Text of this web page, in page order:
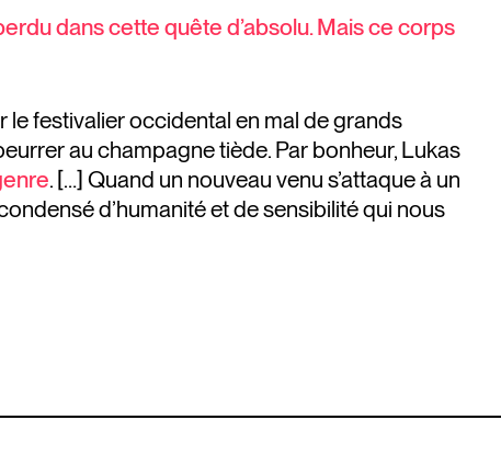
dans cette quête d’absolu. Mais ce corps
le festivalier occidental en mal de grands
au champagne tiède. Par bonheur, Lukas
. […] Quand un nouveau venu s’attaque à un
d’humanité et de sensibilité qui nous